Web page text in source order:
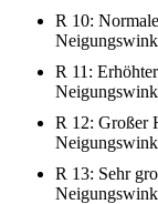
R 10:
R 11:
R 12: Großer
R 13: Sehr